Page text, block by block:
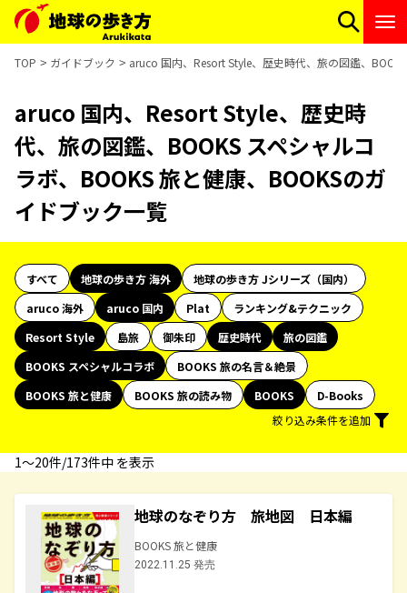
TOP ガイドブック aruco 国内、Resort Style、歴史時代、旅の図鑑、
aruco 国内、Resort Style、歴史時
代、旅の図鑑、BOOKS スペシャルコ
ラボ、BOOKS 旅と健康、BOOKSのガ
イドブック一覧
すべて 地球の歩き方 海外
地球の歩き方 Jシリーズ（国内）
aruco 海外
aruco 国内 Plat
ランキング&テクニック
Resort Style
島旅 御朱印 歴史時代
旅の図鑑
BOOKS スペシャルコラボ
BOOKS 旅の名言＆絶景
BOOKS 旅と健康
BOOKS 旅の読み物 BOOKS
D-Books
絞り込み条件を追加
1〜20件/173件中 を表示
地球のなぞり方 旅地図 日本編
BOOKS 旅と健康
2022.11.25 発売